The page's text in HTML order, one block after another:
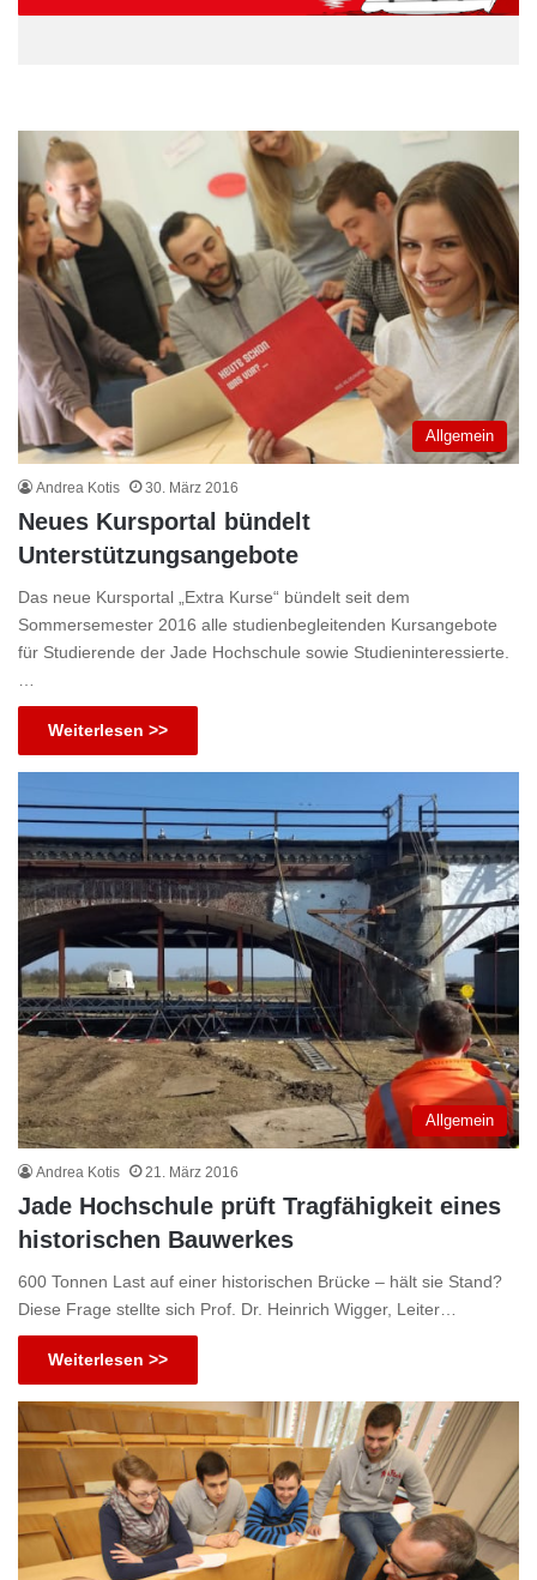
Allgemein
Andrea Kotis 30. März 2016
Neues Kursportal bündelt
Unterstützungsangebote
Das neue Kursportal „Extra Kurse“ bündelt seit dem
Sommersemester 2016 alle studienbegleitenden Kursangebote
für Studierende der Jade Hochschule sowie Studieninteressierte.
…
Weiterlesen >>
Allgemein
Andrea Kotis 21. März 2016
Jade Hochschule prüft Tragfähigkeit eines
historischen Bauwerkes
600 Tonnen Last auf einer historischen Brücke – hält sie Stand?
Diese Frage stellte sich Prof. Dr. Heinrich Wigger, Leiter…
Weiterlesen >>